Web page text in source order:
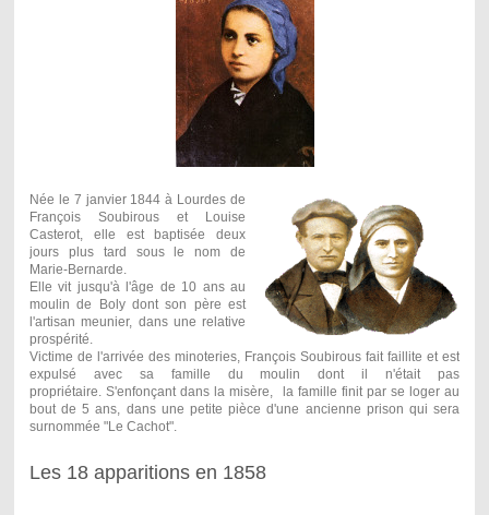
Née le 7 janvier 1844 à Lourdes de
François Soubirous et Louise
Casterot, elle est baptisée deux
jours plus tard sous le nom de
Marie-Bernarde.
Elle vit jusqu'à l'âge de 10 ans au
moulin de Boly dont son père est
l'artisan meunier, dans une relative
prospérité.
Victime de l'arrivée des minoteries, François Soubirous fait faillite et est
expulsé avec sa famille du moulin dont il n'était pas
propriétaire. S'enfonçant dans la misère, la famille finit par se loger au
bout de 5 ans, dans une petite pièce d'une ancienne prison qui sera
surnommée "Le Cachot".
Les 18 apparitions en 1858